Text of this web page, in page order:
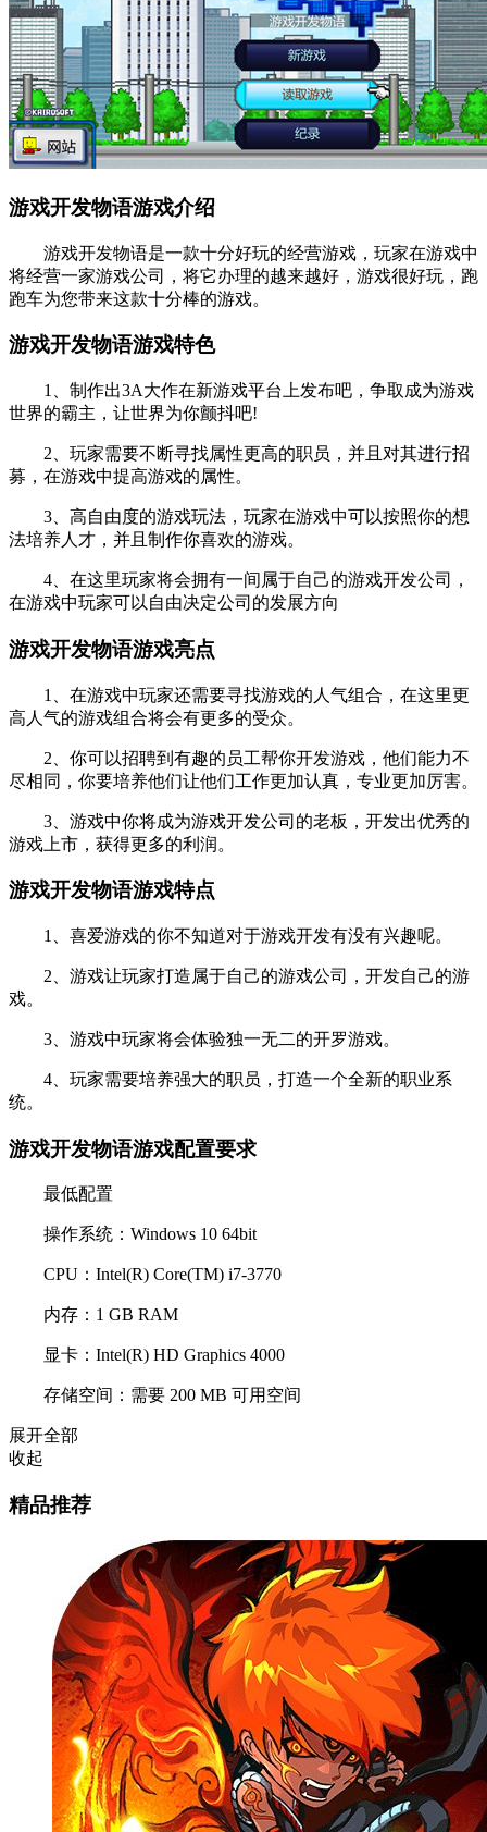
游戏开发物语游戏介绍
游戏开发物语是一款十分好玩的经营游戏，玩家在游戏中
将经营一家游戏公司，将它办理的越来越好，游戏很好玩，跑
跑车为您带来这款十分棒的游戏。
游戏开发物语游戏特色
1、制作出3A大作在新游戏平台上发布吧，争取成为游戏
世界的霸主，让世界为你颤抖吧!
2、玩家需要不断寻找属性更高的职员，并且对其进行招
募，在游戏中提高游戏的属性。
3、高自由度的游戏玩法，玩家在游戏中可以按照你的想
法培养人才，并且制作你喜欢的游戏。
4、在这里玩家将会拥有一间属于自己的游戏开发公司，
在游戏中玩家可以自由决定公司的发展方向
游戏开发物语游戏亮点
1、在游戏中玩家还需要寻找游戏的人气组合，在这里更
高人气的游戏组合将会有更多的受众。
2、你可以招聘到有趣的员工帮你开发游戏，他们能力不
尽相同，你要培养他们让他们工作更加认真，专业更加厉害。
3、游戏中你将成为游戏开发公司的老板，开发出优秀的
游戏上市，获得更多的利润。
游戏开发物语游戏特点
1、喜爱游戏的你不知道对于游戏开发有没有兴趣呢。
2、游戏让玩家打造属于自己的游戏公司，开发自己的游
戏。
3、游戏中玩家将会体验独一无二的开罗游戏。
4、玩家需要培养强大的职员，打造一个全新的职业系
统。
游戏开发物语游戏配置要求
最低配置
操作系统：Windows 10 64bit
CPU：Intel(R) Core(TM) i7-3770
内存：1 GB RAM
显卡：Intel(R) HD Graphics 4000
存储空间：需要 200 MB 可用空间
展开全部
收起
精品推荐